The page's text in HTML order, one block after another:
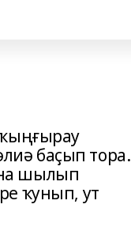
баҫып тора.
шылып
ҡунып, ут